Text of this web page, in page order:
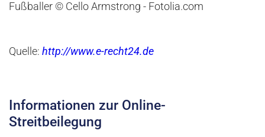
Fußballer © Cello Armstrong - Fotolia.com
Quelle: http://www.e-recht24.de
Informationen zur Online-
Streitbeilegung